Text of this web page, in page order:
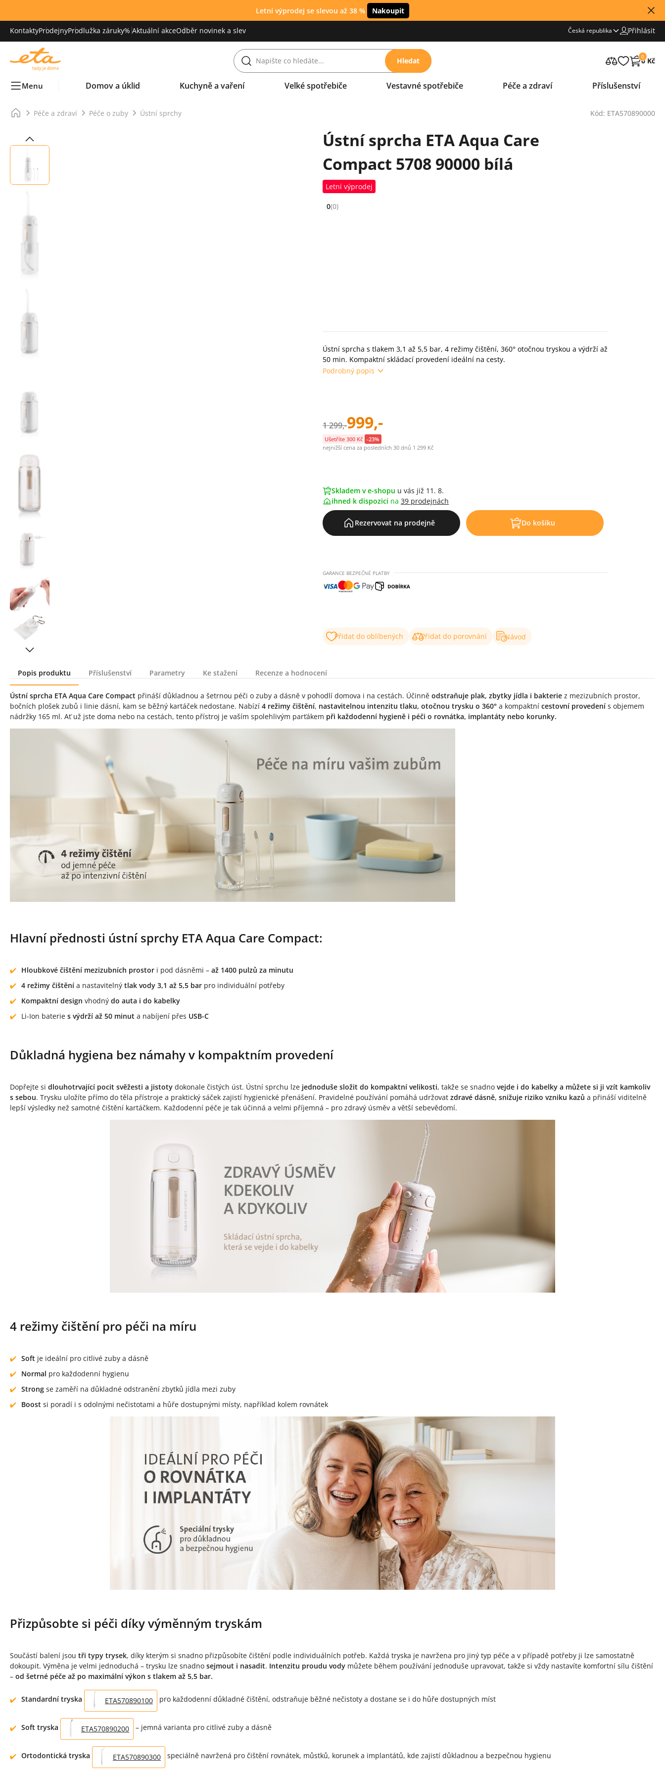
Letní výprodej se slevou až 38 % Nakoupit
KontaktyProdejnyProdlužka záruky% Aktuální akceOdběr novinek a slev Česká republika Přihlásit
Hledat 0
0 Kč
Menu Domov a úklid Kuchyně a vaření Velké spotřebiče Vestavné spotřebiče Péče a zdraví Příslušenství
Péče a zdraví Péče o zuby Ústní sprchy Kód: ETA570890000
Ústní sprcha ETA Aqua Care
Compact 5708 90000 bílá
Letní výprodej
Hodnocení: 0 z 5 (0 recenzí)
0(0)
Ústní sprcha s tlakem 3,1 až 5,5 bar, 4 režimy čištění, 360° otočnou tryskou a výdrží až
50 min. Kompaktní skládací provedení ideální na cesty.
Podrobný popis
1 299,-999,-
Ušetříte 300 Kč -23%
nejnižší cena za posledních 30 dnů 1 299 Kč
Skladem v e-shopu u vás již 11. 8.
ihned k dispozici na 39 prodejnách
Rezervovat na prodejně Do košíku
GARANCE BEZPEČNÉ PLATBY
Přidat do oblíbených Přidat do porovnání Návod
Popis produktu Příslušenství Parametry Ke stažení Recenze a hodnocení
Popis produktu
Ústní sprcha ETA Aqua Care Compact přináší důkladnou a šetrnou péči o zuby a dásně v pohodlí domova i na cestách. Účinně odstraňuje plak, zbytky jídla i bakterie z mezizubních prostor,
bočních plošek zubů i linie dásní, kam se běžný kartáček nedostane. Nabízí 4 režimy čištění, nastavitelnou intenzitu tlaku, otočnou trysku o 360° a kompaktní cestovní provedení s objemem
nádržky 165 ml. Ať už jste doma nebo na cestách, tento přístroj je vaším spolehlivým parťákem při každodenní hygieně i péči o rovnátka, implantáty nebo korunky.
Hlavní přednosti ústní sprchy ETA Aqua Care Compact:
Hloubkové čištění mezizubních prostor i pod dásněmi – až 1400 pulzů za minutu
4 režimy čištění a nastavitelný tlak vody 3,1 až 5,5 bar pro individuální potřeby
Kompaktní design vhodný do auta i do kabelky
Li-Ion baterie s výdrží až 50 minut a nabíjení přes USB-C
Důkladná hygiena bez námahy v kompaktním provedení
Dopřejte si dlouhotrvající pocit svěžesti a jistoty dokonale čistých úst. Ústní sprchu lze jednoduše složit do kompaktní velikosti, takže se snadno vejde i do kabelky a můžete si ji vzít kamkoliv
s sebou. Trysku uložíte přímo do těla přístroje a praktický sáček zajistí hygienické přenášení. Pravidelné používání pomáhá udržovat zdravé dásně, snižuje riziko vzniku kazů a přináší viditelně
lepší výsledky než samotné čištění kartáčkem. Každodenní péče je tak účinná a velmi příjemná – pro zdravý úsměv a větší sebevědomí.
4 režimy čištění pro péči na míru
Soft je ideální pro citlivé zuby a dásně
Normal pro každodenní hygienu
Strong se zaměří na důkladné odstranění zbytků jídla mezi zuby
Boost si poradí i s odolnými nečistotami a hůře dostupnými místy, například kolem rovnátek
Přizpůsobte si péči díky výměnným tryskám
Součástí balení jsou tři typy trysek, díky kterým si snadno přizpůsobíte čištění podle individuálních potřeb. Každá tryska je navržena pro jiný typ péče a v případě potřeby ji lze samostatně
dokoupit. Výměna je velmi jednoduchá – trysku lze snadno sejmout i nasadit. Intenzitu proudu vody můžete během používání jednoduše upravovat, takže si vždy nastavíte komfortní sílu čištění
– od šetrné péče až po maximální výkon s tlakem až 5,5 bar.
Standardní tryska ETA570890100 pro každodenní důkladné čištění, odstraňuje běžné nečistoty a dostane se i do hůře dostupných míst
Soft tryska ETA570890200 – jemná varianta pro citlivé zuby a dásně
Ortodontická tryska ETA570890300 speciálně navržená pro čištění rovnátek, můstků, korunek a implantátů, kde zajistí důkladnou a bezpečnou hygienu